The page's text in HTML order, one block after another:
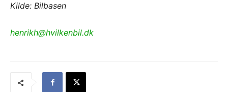
Kilde: Bilbasen
henrikh@hvilkenbil.dk